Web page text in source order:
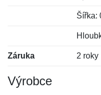
Šířka:
Záruka 2 roky
Výrobce